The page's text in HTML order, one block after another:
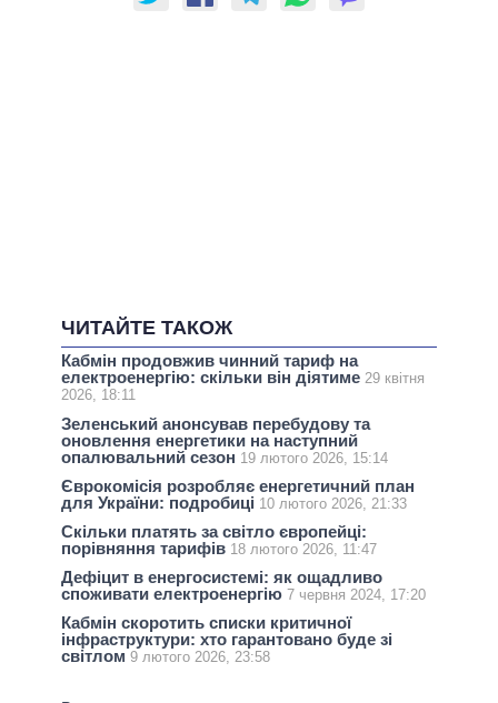
ЧИТАЙТЕ ТАКОЖ
Кабмін продовжив чинний тариф на
електроенергію: скільки він діятиме 29 квітня
2026, 18:11
Зеленський анонсував перебудову та
оновлення енергетики на наступний
опалювальний сезон 19 лютого 2026, 15:14
Єврокомісія розробляє енергетичний план
для України: подробиці 10 лютого 2026, 21:33
Скільки платять за світло європейці:
порівняння тарифів 18 лютого 2026, 11:47
Дефіцит в енергосистемі: як ощадливо
споживати електроенергію 7 червня 2024, 17:20
Кабмін скоротить списки критичної
інфраструктури: хто гарантовано буде зі
світлом 9 лютого 2026, 23:58